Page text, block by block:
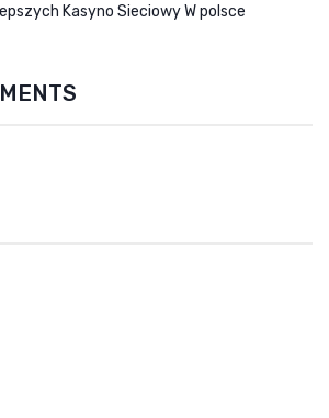
Kasyno Sieciowy W polsce